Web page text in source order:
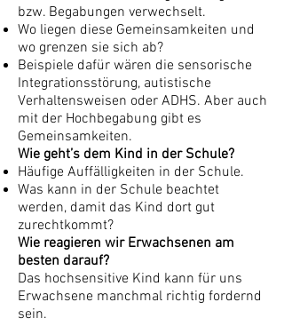
bzw. Begabungen verwechselt.
Wo liegen diese Gemeinsamkeiten und
wo grenzen sie sich ab?
Beispiele dafür wären die sensorische
Integrationsstörung, autistische
Verhaltensweisen oder ADHS. Aber auch
mit der Hochbegabung gibt es
Gemeinsamkeiten.
Wie geht’s dem Kind in der Schule?
Häufige Auffälligkeiten in der Schule.
Was kann in der Schule beachtet
werden, damit das Kind dort gut
zurechtkommt?
Wie reagieren wir Erwachsenen am
besten darauf?
Das hochsensitive Kind kann für uns
Erwachsene manchmal richtig fordernd
sein.